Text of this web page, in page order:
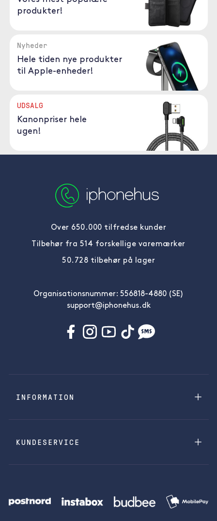
produkter!
Nyheder
Hele tiden nye produkter
til Apple-enheder!
UDSALG
Kanonpriser hele
ugen!
Over 650.000 tilfredse kunder
Tilbehør fra 514 forskellige varemærker
50.728 tilbehør på lager
Organisationsnummer: 556818-4880 (SE)
support@iphonehus.dk
INFORMATION
KUNDESERVICE